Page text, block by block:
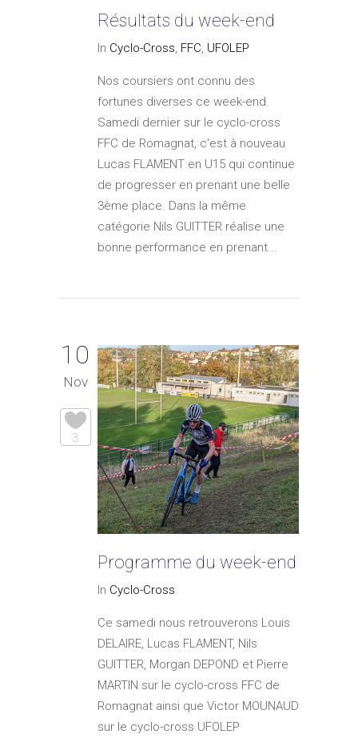
Résultats du week-end
In Cyclo-Cross, FFC, UFOLEP
Nos coursiers ont connu des
fortunes diverses ce week-end.
Samedi dernier sur le cyclo-cross
FFC de Romagnat, c'est à nouveau
Lucas FLAMENT en U15 qui continue
de progresser en prenant une belle
3ème place. Dans la même
catégorie Nils GUITTER réalise une
bonne performance en prenant...
10
Nov
3
Programme du week-end
In Cyclo-Cross
Ce samedi nous retrouverons Louis
DELAIRE, Lucas FLAMENT, Nils
GUITTER, Morgan DEPOND et Pierre
MARTIN sur le cyclo-cross FFC de
Romagnat ainsi que Victor MOUNAUD
sur le cyclo-cross UFOLEP